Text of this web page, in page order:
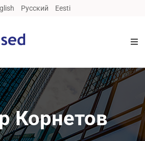
Русский Eesti
Корнетов